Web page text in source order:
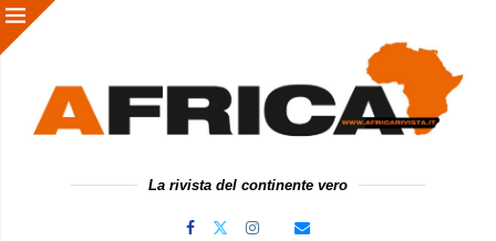
La rivista del continente vero